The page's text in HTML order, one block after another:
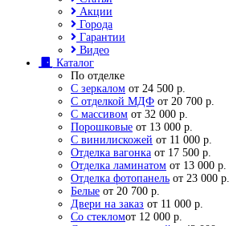
Акции
Города
Гарантии
Видео
Каталог
По отделке
С зеркалом от 24 500 р.
С отделкой МДФ от 20 700 р.
С массивом от 32 000 р.
Порошковые от 13 000 р.
С винилискожей от 11 000 р.
Отделка вагонка от 17 500 р.
Отделка ламинатом от 13 000 р.
Отделка фотопанель от 23 000 р.
Белые от 20 700 р.
Двери на заказ от 11 000 р.
Со стекломот 12 000 р.